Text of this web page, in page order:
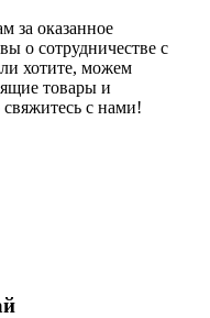
за оказанное
о сотрудничестве с
хотите, можем
товары и
с нами!